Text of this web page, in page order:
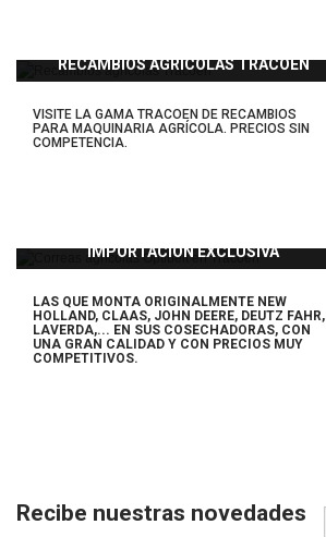
RECAMBIOS AGRÍCOLAS TRACOEN
VISITE LA GAMA TRACOEN DE RECAMBIOS
PARA MAQUINARIA AGRÍCOLA. PRECIOS SIN
COMPETENCIA.
IMPORTACIÓN EXCLUSIVA
LAS QUE MONTA ORIGINALMENTE NEW
HOLLAND, CLAAS, JOHN DEERE, DEUTZ FAHR,
LAVERDA,... EN SUS COSECHADORAS, CON
UNA GRAN CALIDAD Y CON PRECIOS MUY
COMPETITIVOS.
Recibe nuestras novedades